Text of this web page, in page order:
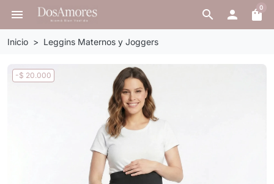
search
menu  shopping_bag0
Inicio Leggins Maternos y Joggers
-$ 20.000